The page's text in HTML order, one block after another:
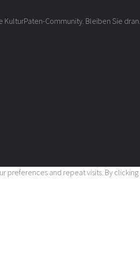
Community. Bleiben Sie dran.
and repeat visits. By clicking